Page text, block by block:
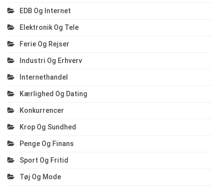
EDB Og Internet
Elektronik Og Tele
Ferie Og Rejser
Industri Og Erhverv
Internethandel
Kærlighed Og Dating
Konkurrencer
Krop Og Sundhed
Penge Og Finans
Sport Og Fritid
Tøj Og Mode